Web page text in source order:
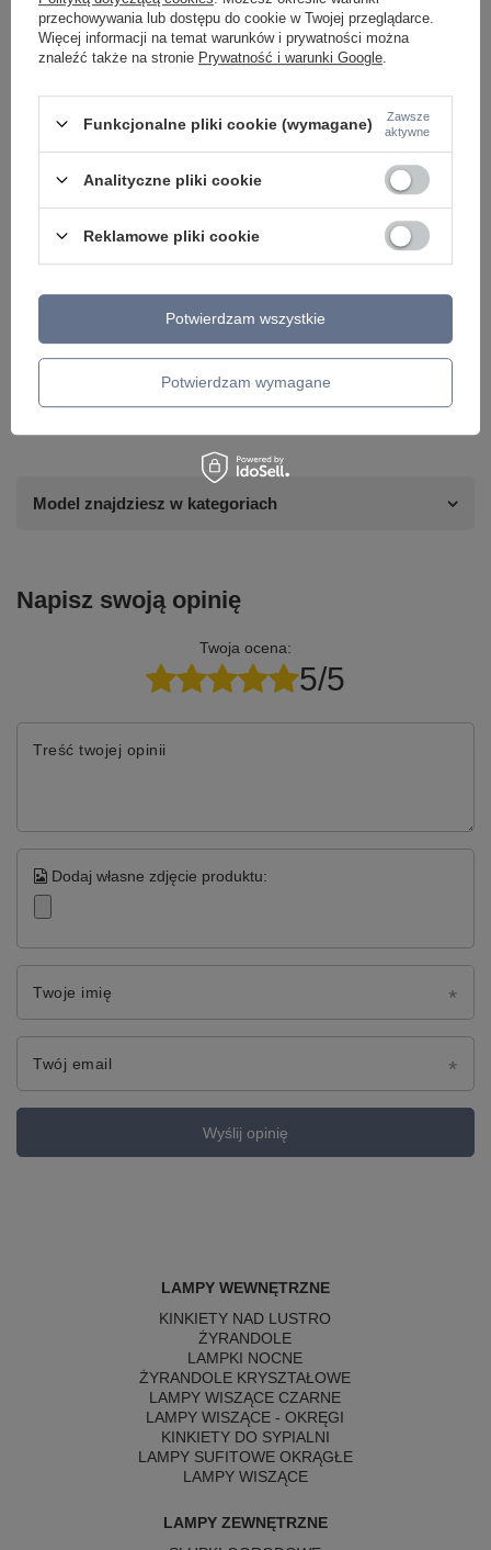
Potrzebujesz pomocy? Masz pytania lub
chcesz lepszą cenę?
Napisz do nas - doradzimy, odpowiemy
szybko i przygotujemy indywidualną ofertę
dopasowaną do Ciebie..
Model znajdziesz w kategoriach
Napisz swoją opinię
Twoja ocena:
5/5
Treść twojej opinii
Dodaj własne zdjęcie produktu:
Twoje imię
Twój email
Wyślij opinię
LAMPY WEWNĘTRZNE
KINKIETY NAD LUSTRO
ŻYRANDOLE
LAMPKI NOCNE
ŻYRANDOLE KRYSZTAŁOWE
LAMPY WISZĄCE CZARNE
LAMPY WISZĄCE - OKRĘGI
KINKIETY DO SYPIALNI
LAMPY SUFITOWE OKRĄGŁE
LAMPY WISZĄCE
LAMPY ZEWNĘTRZNE
przechowywania lub dostępu do cookie w Twojej przeglądarce.
Więcej informacji na temat warunków i prywatności można
znaleźć także na stronie Prywatność i warunki Google
Funkcjonalne pliki cookie (wymagane)
Zawsze
aktywne
Analityczne pliki cookie
Reklamowe pliki cookie
Potwierdzam wymagane
Potwierdzam wszystkie